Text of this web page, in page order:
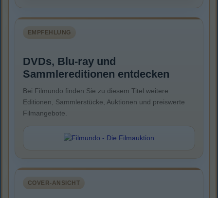
EMPFEHLUNG
DVDs, Blu-ray und
Sammlereditionen entdecken
Bei Filmundo finden Sie zu diesem Titel weitere
Editionen, Sammlerstücke, Auktionen und preiswerte
Filmangebote.
COVER-ANSICHT